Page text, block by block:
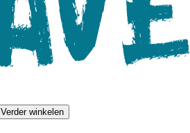
Verder winkelen